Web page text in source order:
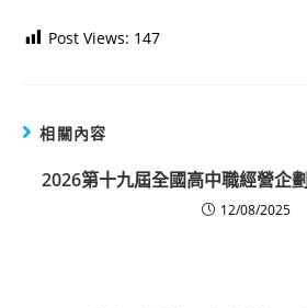
Post Views: 147
相關內容
2026第十九屆全國高中職經營企
12/08/2025